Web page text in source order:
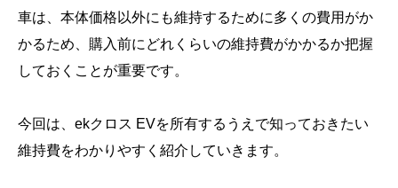
車は、本体価格以外にも維持するために多くの費用がか
かるため、購入前にどれくらいの維持費がかかるか把握
しておくことが重要です。
今回は、ekクロス EVを所有するうえで知っておきたい
維持費をわかりやすく紹介していきます。